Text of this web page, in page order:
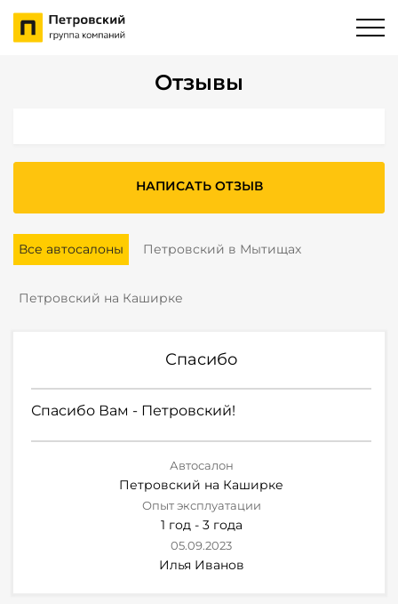
Отзывы
НАПИСАТЬ ОТЗЫВ
Все автосалоны Петровский в Мытищах
Петровский на Каширке
Спасибо
Спасибо Вам - Петровский!
Автосалон
Петровский на Каширке
Опыт эксплуатации
1 год - 3 года
05.09.2023
Илья Иванов